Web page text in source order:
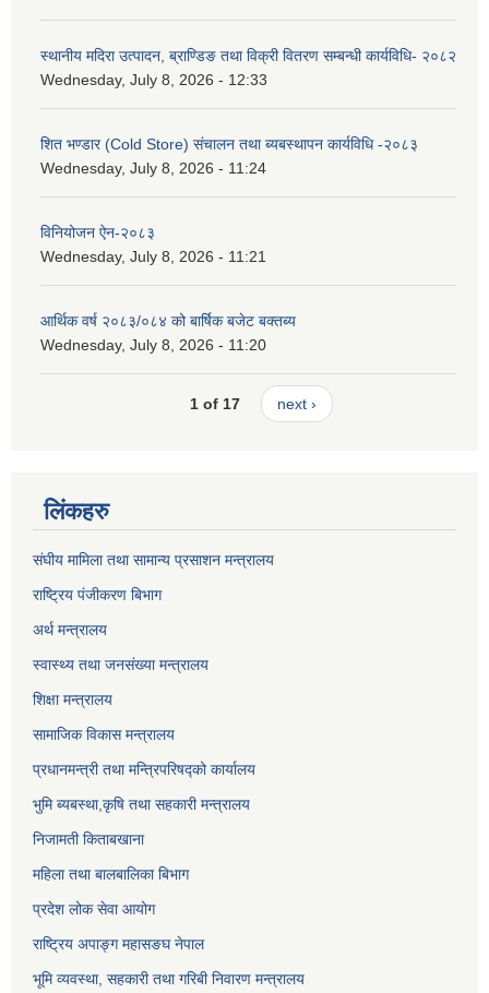
स्थानीय मदिरा उत्पादन, ब्राण्डिङ तथा विक्री वितरण सम्बन्धी कार्यविधि- २०८२
Wednesday, July 8, 2026 - 12:33
शित भण्डार (Cold Store) संचालन तथा ब्यबस्थापन कार्यविधि -२०८३
Wednesday, July 8, 2026 - 11:24
विनियोजन ऐन-२०८३
Wednesday, July 8, 2026 - 11:21
आर्थिक वर्ष २०८३/०८४ को बार्षिक बजेट बक्तब्य
Wednesday, July 8, 2026 - 11:20
1 of 17 next ›
लिंकहरु
संघीय मामिला तथा सामान्य प्रसाशन मन्त्रालय
राष्ट्रिय पंजीकरण बिभाग
अर्थ मन्त्रालय
स्वास्थ्य तथा जनसंख्या मन्त्रालय
शिक्षा मन्त्रालय
सामाजिक विकास मन्त्रालय
प्रधानमन्त्री तथा मन्त्रिपरिषद्को कार्यालय
भुमि ब्यबस्था,कृषि तथा सहकारी मन्त्रालय
निजामती किताबखाना
महिला तथा बालबालिका बिभाग
प्रदेश लोक सेवा आयोग
राष्ट्रिय अपाङ्ग महासङघ नेपाल
भूमि व्यवस्था, सहकारी तथा गरिबी निवारण मन्त्रालय